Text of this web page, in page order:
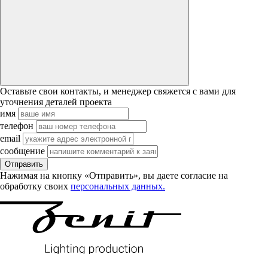
Оставьте свои контакты, и менеджер свяжется с вами для
уточнения деталей проекта
имя
телефон
email
сообщение
Отправить
Нажимая на кнопку «Отправить», вы даете согласие на
обработку своих персональных данных.